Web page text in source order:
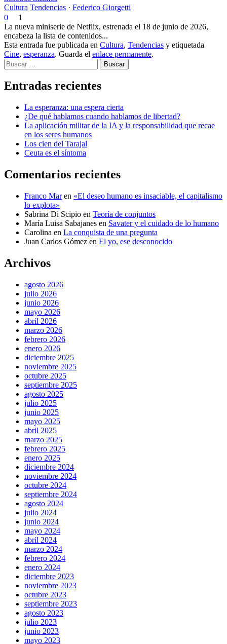
Cultura Tendencias · Federico Giorgetti
0
1
La nueva miniserie de Netflix, estrenada el 18 de junio de 2026,
encabeza la lista de contenidos...
Esta entrada fue publicada en Cultura, Tendencias y etiquetada
Cine, esperanza. Guarda el enlace permanente.
Buscar
Entradas recientes
La esperanza: una espera cierta
¿De qué hablamos cuando hablamos de libertad?
La aplicación militar de la IA y la responsabilidad que recae
en los seres humanos
Los cien del Tarajal
Ceuta es el síntoma
Comentarios recientes
Franco Maren «El deseo humano es insaciable, el capitalismo
lo explota»
Sabrina Di Scipio en Teoría de conjuntos
María Luisa Sabajanes en Savater y el cuidado de lo humano
Carolina en La conquista de una pregunta
Juan Carlos Gómez en El yo, ese desconocido
Archivos
agosto 2026
julio 2026
junio 2026
mayo 2026
abril 2026
marzo 2026
febrero 2026
enero 2026
diciembre 2025
noviembre 2025
octubre 2025
septiembre 2025
agosto 2025
julio 2025
junio 2025
mayo 2025
abril 2025
marzo 2025
febrero 2025
enero 2025
diciembre 2024
noviembre 2024
octubre 2024
septiembre 2024
agosto 2024
julio 2024
junio 2024
mayo 2024
abril 2024
marzo 2024
febrero 2024
enero 2024
diciembre 2023
noviembre 2023
octubre 2023
septiembre 2023
agosto 2023
julio 2023
junio 2023
mayo 2023